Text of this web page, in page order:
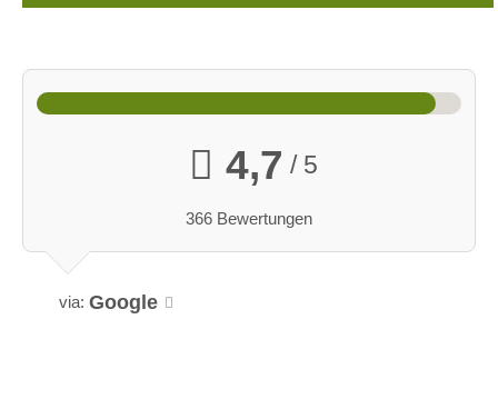
4,7 / 5
366 Bewertungen
via: Google